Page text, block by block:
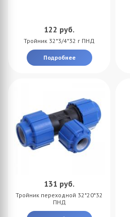
122 руб.
Тройник 32*3/4*32 г ПНД
Подробнее
131 руб.
Тройник переходной 32*20*32
ПНД